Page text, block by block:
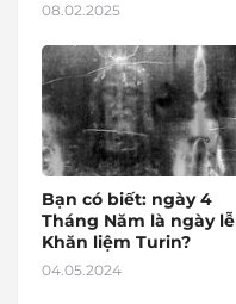
08.02.2025
Bạn có biết: ngày 4
Tháng Năm là ngày lễ
Khăn liệm Turin?
04.05.2024